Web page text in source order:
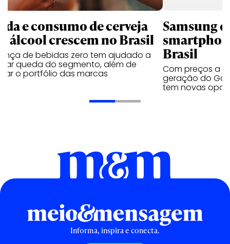
e consumo de cerveja
álcool crescem no Brasil
de bebidas zero tem ajudado a
queda do segmento, além de
o portfólio das marcas
Samsung
Brasil
Com preços a
geração do
tem novas
Informa, inspira e conecta.